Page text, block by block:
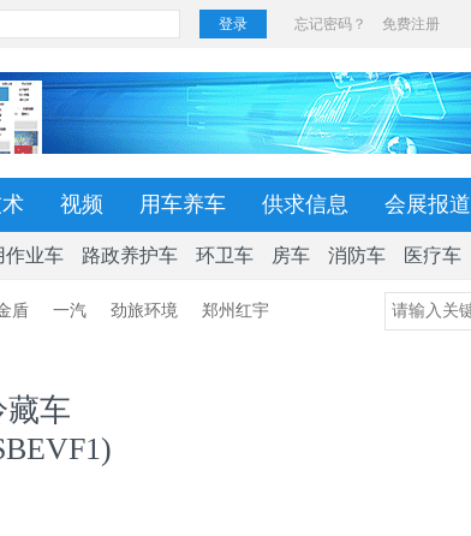
视频 用车养车 供求信息 会展报道
作业车 路政养护车 环卫车 房车 消防车 医疗车
盾 一汽 劲旅环境 郑州红宇
藏车